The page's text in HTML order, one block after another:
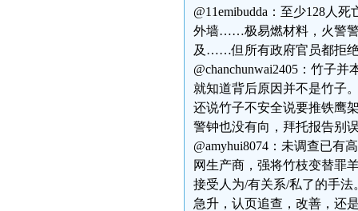
@11emibudda：至少128
外墙……极易燃材料，火警
及……但所有政府官员都拒
@chanchunwai2405：竹子
就知道背后原因并不是竹子
还说竹子不安全说要推铁鹰
警钟也没有向，拜托报告别
@amyhui8074：未调查已有
网生产商，强将竹枝变替罪
接受人为/有关系/私了的手
急升，认页追查，改善，还